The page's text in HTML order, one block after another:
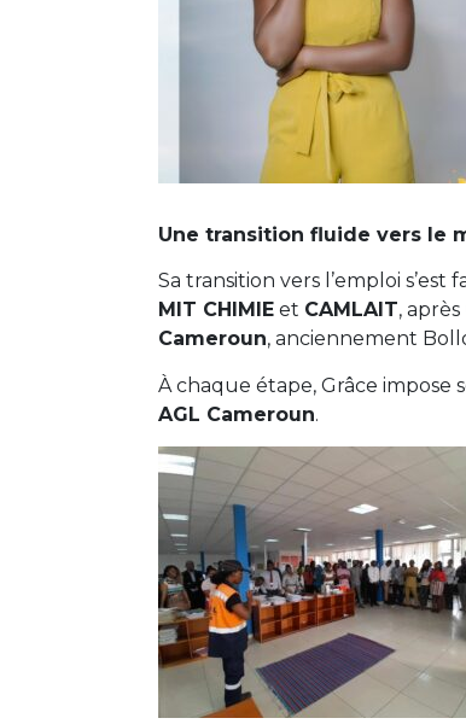
Une transition fluide vers le
Sa transition vers l’emploi
MIT CHIMIE et CAMLAIT,
Cameroun, anciennement
À chaque étape, Grâce impose
AGL Cameroun.